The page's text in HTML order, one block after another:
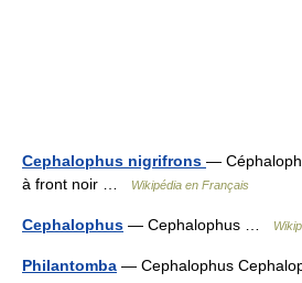
Cephalophus nigrifrons —
à front noir …
Wikipédia en Français
Cephalophus — Cephalophus …
Philantomba — Cephalophus